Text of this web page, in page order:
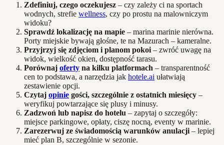
Zdefiniuj, czego oczekujesz – czy zależy ci na sportach
wodnych, strefie wellness, czy po prostu na malowniczym
widoku?
Sprawdź lokalizację na mapie – marina marinie nierówna.
Porty miejskie bywają głośne, te na Mazurach – kameralne.
Przyjrzyj się zdjęciom i planom pokoi – zwróć uwagę na
widok, wielkość okien, dostępność tarasu.
Porównaj oferty na kilku platformach – transparentność
cen to podstawa, a narzędzia jak hotele.ai ułatwiają
zestawienie opcji.
Czytaj opinie gości, szczególnie z ostatnich miesięcy –
weryfikuj powtarzające się plusy i minusy.
Zadzwoń lub napisz do hotelu – zapytaj o szczegóły:
miejsce parkingowe, opłaty, ciszę nocną, eventy w marinie.
Zarezerwuj ze świadomością warunków anulacji – lepiej
mieć plan B, szczególnie w sezonie.